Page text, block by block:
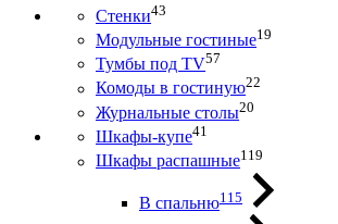
Стенки43
Модульные гостиные19
Тумбы под ТV57
Комоды в гостиную22
Журнальные столы20
Шкафы-купе41
Шкафы распашные119
В спальню115